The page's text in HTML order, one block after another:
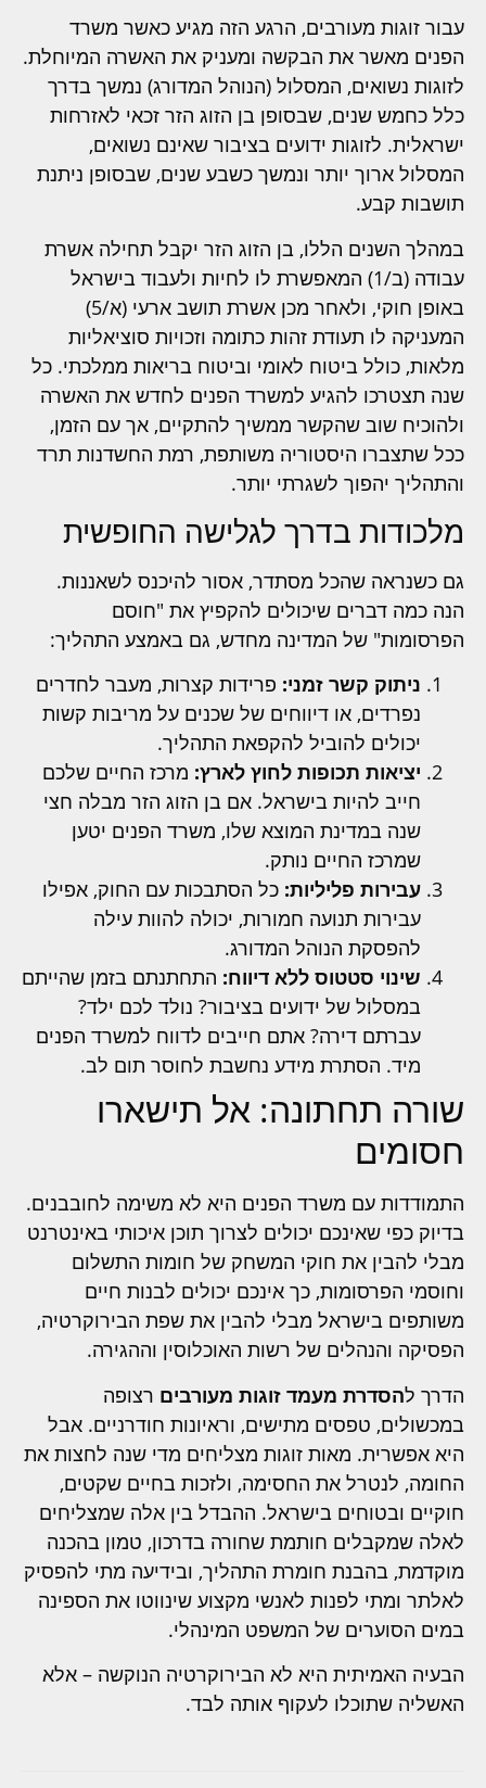
עבור זוגות מעורבים, הרגע הזה מגיע כאשר משרד
הפנים מאשר את הבקשה ומעניק את האשרה המיוחלת.
לזוגות נשואים, המסלול (הנוהל המדורג) נמשך בדרך
כלל כחמש שנים, שבסופן בן הזוג הזר זכאי לאזרחות
ישראלית. לזוגות ידועים בציבור שאינם נשואים,
המסלול ארוך יותר ונמשך כשבע שנים, שבסופן ניתנת
תושבות קבע.
במהלך השנים הללו, בן הזוג הזר יקבל תחילה אשרת
עבודה (ב/1) המאפשרת לו לחיות ולעבוד בישראל
באופן חוקי, ולאחר מכן אשרת תושב ארעי (א/5)
המעניקה לו תעודת זהות כתומה וזכויות סוציאליות
מלאות, כולל ביטוח לאומי וביטוח בריאות ממלכתי. כל
שנה תצטרכו להגיע למשרד הפנים לחדש את האשרה
ולהוכיח שוב שהקשר ממשיך להתקיים, אך עם הזמן,
ככל שתצברו היסטוריה משותפת, רמת החשדנות תרד
והתהליך יהפוך לשגרתי יותר.
מלכודות בדרך לגלישה החופשית
גם כשנראה שהכל מסתדר, אסור להיכנס לשאננות.
הנה כמה דברים שיכולים להקפיץ את "חוסם
הפרסומות" של המדינה מחדש, גם באמצע התהליך:
ניתוק קשר זמני: פרידות קצרות, מעבר לחדרים
נפרדים, או דיווחים של שכנים על מריבות קשות
יכולים להוביל להקפאת התהליך.
יציאות תכופות לחוץ לארץ: מרכז החיים שלכם
חייב להיות בישראל. אם בן הזוג הזר מבלה חצי
שנה במדינת המוצא שלו, משרד הפנים יטען
שמרכז החיים נותק.
עבירות פליליות: כל הסתבכות עם החוק, אפילו
עבירות תנועה חמורות, יכולה להוות עילה
להפסקת הנוהל המדורג.
שינוי סטטוס ללא דיווח: התחתנתם בזמן שהייתם
במסלול של ידועים בציבור? נולד לכם ילד?
עברתם דירה? אתם חייבים לדווח למשרד הפנים
מיד. הסתרת מידע נחשבת לחוסר תום לב.
שורה תחתונה: אל תישארו
חסומים
התמודדות עם משרד הפנים היא לא משימה לחובבנים.
בדיוק כפי שאינכם יכולים לצרוך תוכן איכותי באינטרנט
מבלי להבין את חוקי המשחק של חומות התשלום
וחוסמי הפרסומות, כך אינכם יכולים לבנות חיים
משותפים בישראל מבלי להבין את שפת הבירוקרטיה,
הפסיקה והנהלים של רשות האוכלוסין וההגירה.
הדרך להסדרת מעמד זוגות מעורבים רצופה
במכשולים, טפסים מתישים, וראיונות חודרניים. אבל
היא אפשרית. מאות זוגות מצליחים מדי שנה לחצות את
החומה, לנטרל את החסימה, ולזכות בחיים שקטים,
חוקיים ובטוחים בישראל. ההבדל בין אלה שמצליחים
לאלה שמקבלים חותמת שחורה בדרכון, טמון בהכנה
מוקדמת, בהבנת חומרת התהליך, ובידיעה מתי להפסיק
לאלתר ומתי לפנות לאנשי מקצוע שינווטו את הספינה
במים הסוערים של המשפט המינהלי.
הבעיה האמיתית היא לא הבירוקרטיה הנוקשה – אלא
האשליה שתוכלו לעקוף אותה לבד.